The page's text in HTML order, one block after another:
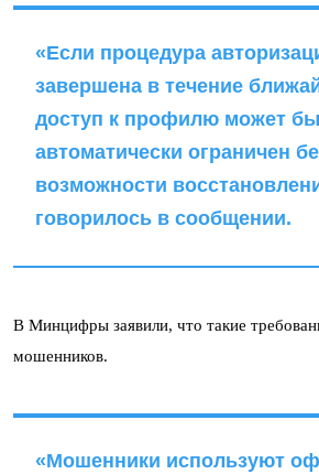
«Если процедура
завершена в течение
доступ к профилю может
автоматически ограничен
возможности
говорилось в сообщении.
В Минцифры заявили, что такие
мошенников.
«Мошенники используют